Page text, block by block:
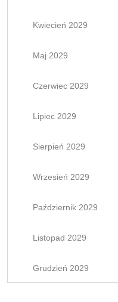
Kwiecień 2029
Maj 2029
Czerwiec 2029
Lipiec 2029
Sierpień 2029
Wrzesień 2029
Październik 2029
Listopad 2029
Grudzień 2029